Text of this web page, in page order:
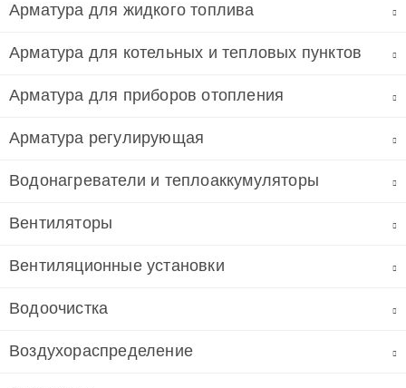
Арматура для жидкого топлива
Арматура для котельных и тепловых пунктов
Арматура для приборов отопления
Арматура регулирующая
Водонагреватели и теплоаккумуляторы
Вентиляторы
Вентиляционные установки
Водоочистка
Воздухораспределение